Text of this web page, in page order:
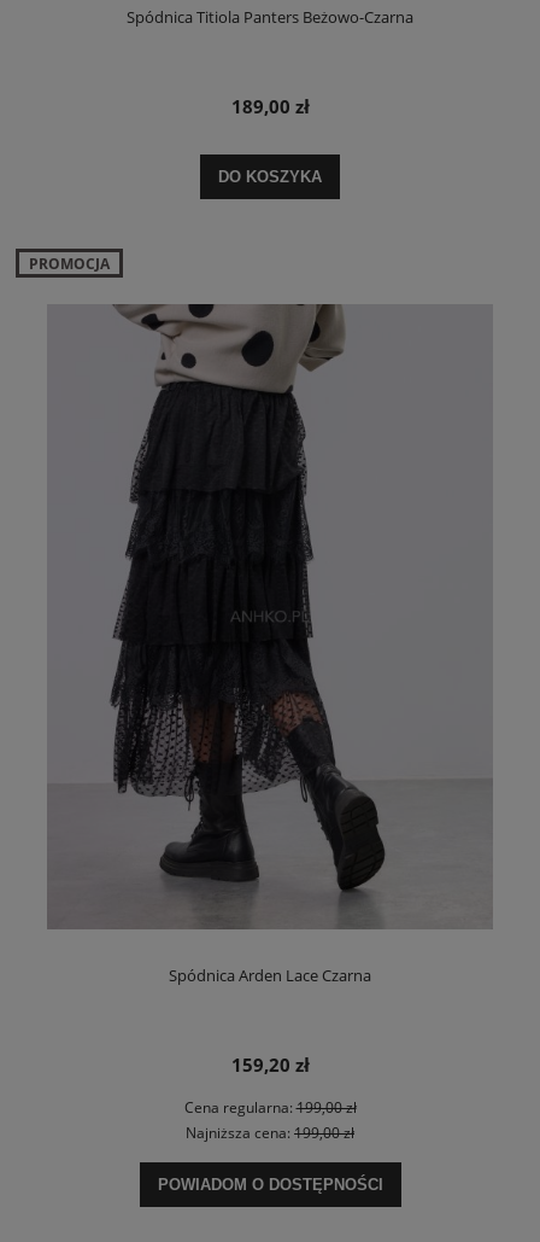
Spódnica Titiola Panters Beżowo-Czarna
189,00 zł
DO KOSZYKA
Spódnica Arden Lace Czarna
159,20 zł
Cena regularna:199,00 zł
Najniższa cena: 199,00 zł
POWIADOM O DOSTĘPNOŚCI
PROMOCJA